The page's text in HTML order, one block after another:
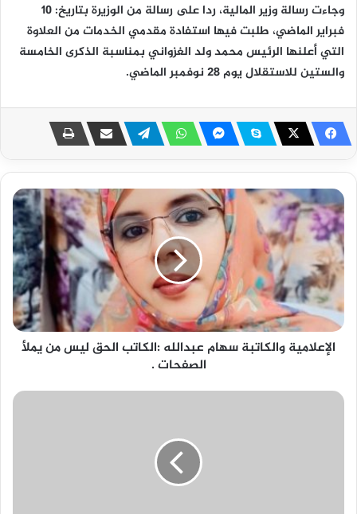
وجاءت رسالة وزير المالية، ردا على رسالة من الوزيرة بتاريخ: 10
فبراير الماضي، طلبت فيها استفادة مقدمي الخدمات من العلاوة
التي أعلنها الرئيس محمد ولد الغزواني بمناسبة الذكرى الخامسة
والستين للاستقلال يوم 28 نوفمبر الماضي.
الإعلامية والكاتبة سهام عبدالله :الكاتب الحق ليس من يملأ
الصفحات .